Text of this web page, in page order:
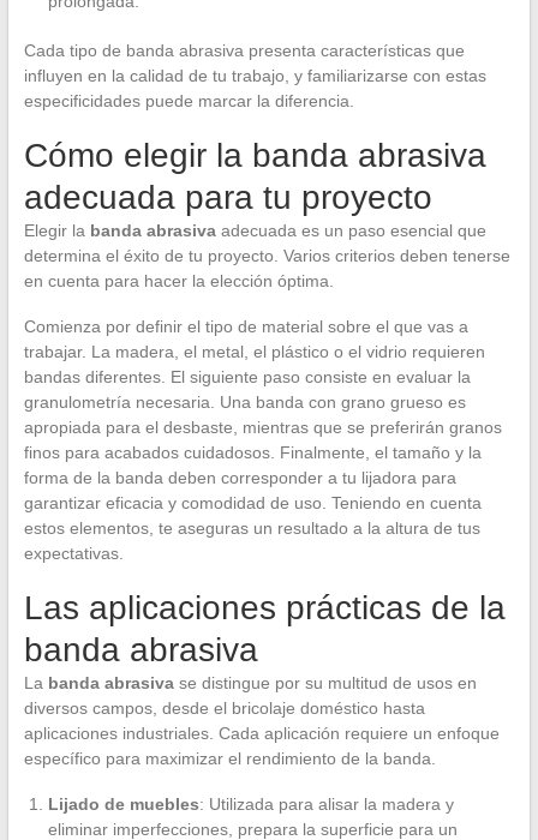
Cada tipo de banda abrasiva presenta características que
influyen en la calidad de tu trabajo, y familiarizarse con estas
especificidades puede marcar la diferencia.
Cómo elegir la banda abrasiva
adecuada para tu proyecto
Elegir la banda abrasivaadecuada es un paso esencial que
determina el éxito de tu proyecto. Varios criterios deben tenerse
en cuenta para hacer la elección óptima.
Comienza por definir el tipo de material sobre el que vas a
trabajar. La madera, el metal, el plástico o el vidrio requieren
bandas diferentes. El siguiente paso consiste en evaluar la
granulometría necesaria. Una banda con grano grueso es
apropiada para el desbaste, mientras que se preferirán granos
finos para acabados cuidadosos. Finalmente, el tamaño y la
forma de la banda deben corresponder a tu lijadora para
garantizar eficacia y comodidad de uso. Teniendo en cuenta
estos elementos, te aseguras un resultado a la altura de tus
expectativas.
Las aplicaciones prácticas de la
banda abrasiva
La banda abrasivase distingue por su multitud de usos en
diversos campos, desde el bricolaje doméstico hasta
aplicaciones industriales. Cada aplicación requiere un enfoque
específico para maximizar el rendimiento de la banda.
Lijado de muebles: Utilizada para alisar la madera y
eliminar imperfecciones, prepara la superficie para un